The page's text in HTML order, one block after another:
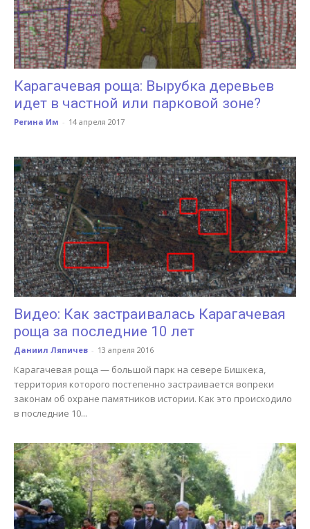
Карагачевая роща: Вырубка деревьев
идет в частной или парковой зоне?
Регина Им - 14 апреля 2017
Видео: Как застраивалась Карагачевая
роща за последние 10 лет
Даниил Ляпичев - 13 апреля 2016
Карагачевая роща — большой парк на севере Бишкека,
территория которого постепенно застраивается вопреки
законам об охране памятников истории. Как это происходило
в последние 10...